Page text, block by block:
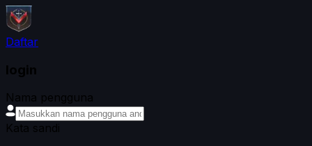
Daftar
login
Nama pengguna
Kata sandi